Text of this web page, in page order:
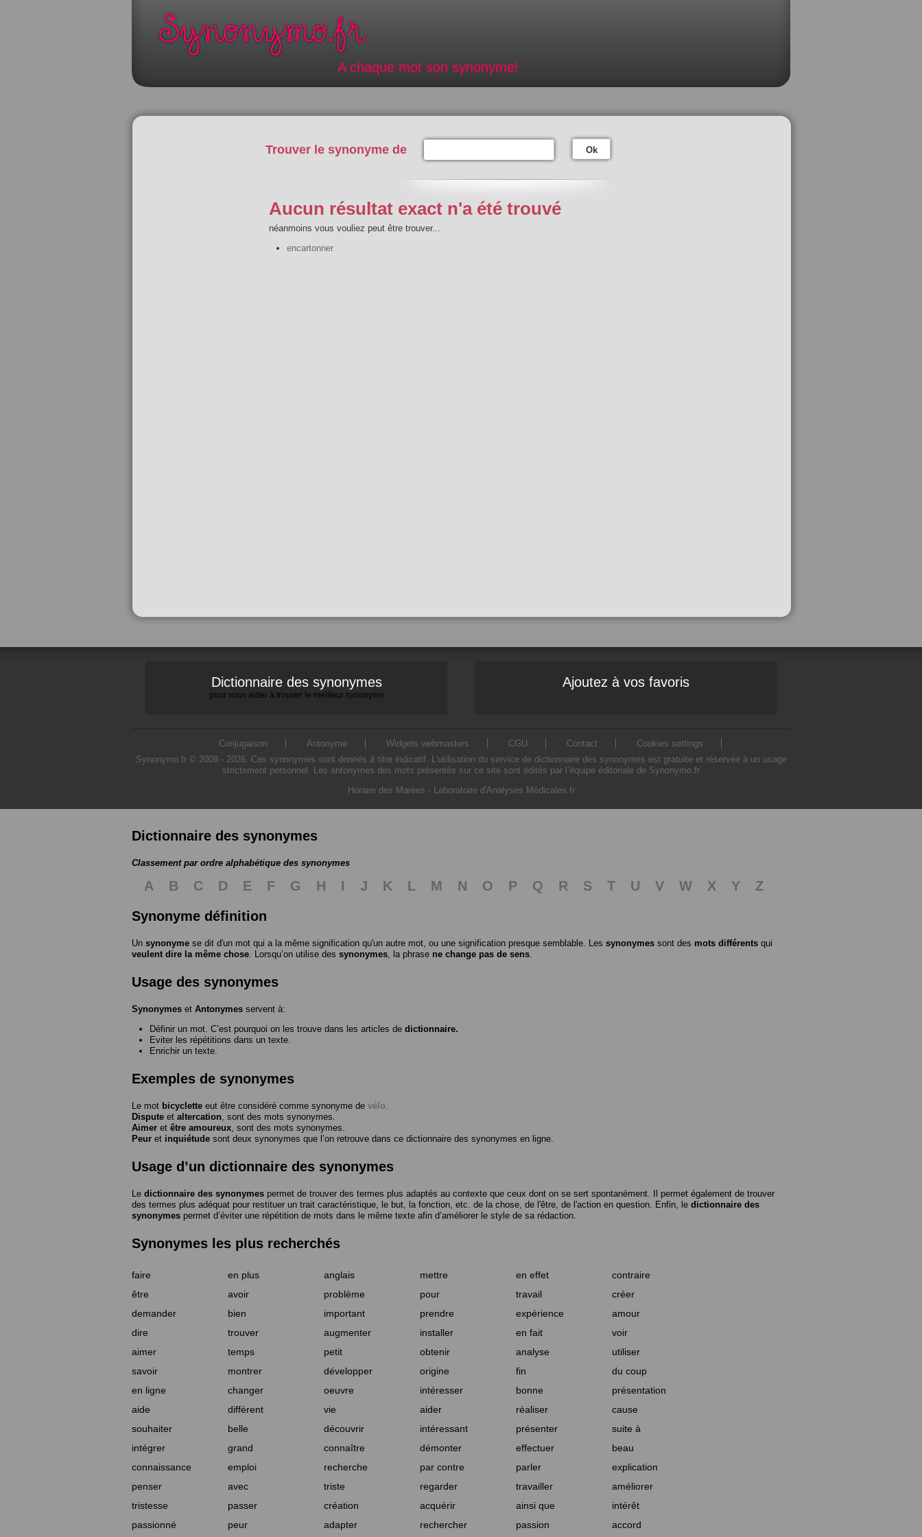
A chaque mot son synonyme!
Trouver le synonyme de Ok
Aucun résultat exact n'a été trouvé
néanmoins vous vouliez peut être trouver...
encartonner
Dictionnaire des synonymes
pour vous aider à trouver le meilleur synonyme
Ajoutez à vos favoris
Conjugaison Antonyme Widgets webmasters CGU Contact
Cookies settings
Synonymo.fr © 2009 - 2026. Ces synonymes sont donnés à titre indicatif. L'utilisation du service de dictionnaire des synonymes est gratuite et réservée à un usage
strictement personnel. Les antonymes des mots présentés sur ce site sont édités par l’équipe éditoriale de Synonymo.fr
Horaire des Marées - Laboratoire d'Analyses Médicales.fr
Dictionnaire des synonymes
Classement par ordre alphabétique des synonymes
A B C D E F G H I J K L M N O P Q R S T U V W X Y
Z
Synonyme définition
Un synonyme se dit d'un mot qui a la même signification qu'un autre mot, ou une signification presque semblable. Les synonymes sont des mots différents qui
veulent dire la même chose . Lorsqu’on utilise des synonymes , la phrase ne change pas de sens
Usage des synonymes
Synonymes et Antonymes servent à:
Définir un mot. C’est pourquoi on les trouve dans les articles de dictionnaire.
Eviter les répétitions dans un texte.
Enrichir un texte.
Exemples de synonymes
Le mot bicyclette eut être considéré comme synonyme de vélo
Dispute et altercation , sont des mots synonymes.
Aimer et être amoureux , sont des mots synonymes.
Peur et inquiétude sont deux synonymes que l’on retrouve dans ce dictionnaire des synonymes en ligne.
Usage d’un dictionnaire des synonymes
Le dictionnaire des synonymes permet de trouver des termes plus adaptés au contexte que ceux dont on se sert spontanément. Il permet également de trouver
des termes plus adéquat pour restituer un trait caractéristique, le but, la fonction, etc. de la chose, de l'être, de l'action en question. Enfin, le dictionnaire des
synonymes permet d’éviter une répétition de mots dans le même texte afin d’améliorer le style de sa rédaction.
Synonymes les plus recherchés
faire en plus anglais mettre en effet
contraire
être
avoir problème pour travail
créer
demander
bien important prendre expérience
amour
dire
trouver augmenter installer en fait
voir
aimer
temps petit obtenir analyse
utiliser
savoir
montrer développer origine fin
du coup
en ligne
changer oeuvre intéresser bonne
présentation
aide
différent vie aider réaliser
cause
souhaiter
belle découvrir intéressant présenter
suite à
intégrer
grand connaître démonter effectuer
beau
connaissance
emploi recherche par contre parler
explication
penser
avec triste regarder travailler
améliorer
tristesse
passer création acquérir ainsi que
intérêt
passionné
peur adapter rechercher passion accord